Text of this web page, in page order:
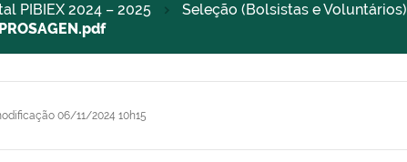
PIBIEX 2024 – 2025 Seleção (Bolsistas e Voluntários)
06/11/2024 10h15